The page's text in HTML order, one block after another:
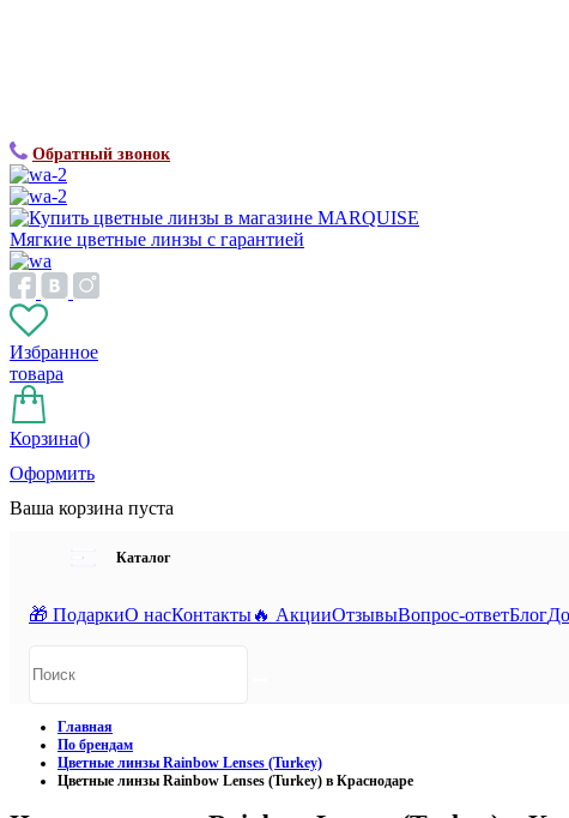
Обратный звонок
Мягкие цветные линзы с гарантией
Избранное
товара
Корзина()
Оформить
Ваша корзина пуста
Каталог
🎁 ПодаркиО насКонтакты🔥 АкцииОтзывыВопрос-ответБлог
Главная
По брендам
Цветные линзы Rainbow Lenses (Turkey)
Цветные линзы Rainbow Lenses (Turkey) в Краснодаре